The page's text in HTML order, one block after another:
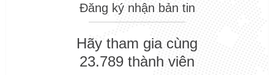
Đăng ký nhận bản tin
Hãy tham gia cùng
23.789 thành viên